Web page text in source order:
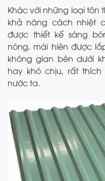
Khác với những loại tôn
khả năng cách nhiệt
được thiết kế sáng
nóng, mái hiên được
không gian bên dưới
hay khó chịu, rất
nước ta.